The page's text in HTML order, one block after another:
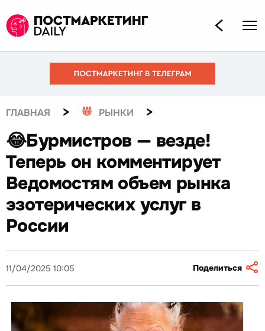
ГЛАВНАЯ > РЫНКИ >
😂Бурмистров — везде!
Теперь он комментирует
Ведомостям объем рынка
эзотерических услуг в
России
11/04/2025 10:05 Поделиться